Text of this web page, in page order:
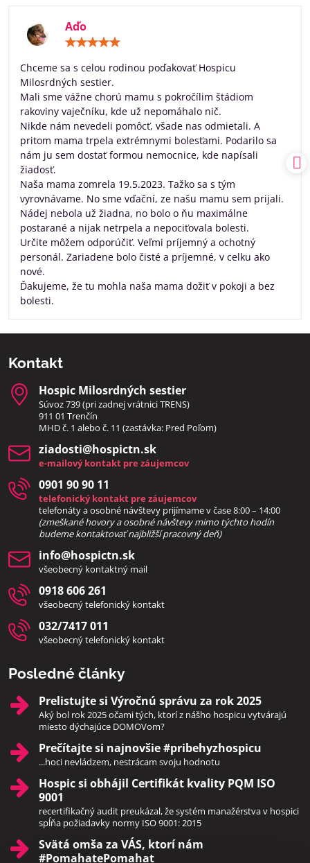
Aďo
5
Chceme sa s celou rodinou poďakovať Hospicu
Milosrdných sestier.
Mali sme vážne chorú mamu s pokročílim štádiom
rakoviny vaječníku, kde už nepomáhalo nič.
Nikde nám nevedeli pomôcť, všade nas odmietali. A
pritom mama trpela extrémnymi bolesťami. Podarilo sa
nám ju sem dostať formou nemocnice, kde napísali
žiadosť.
Naša mama zomrela 19.5.2023. Tažko sa s tým
vyrovnávame. No sme vďační, ze našu mamu sem prijali.
Nádej nebola už žiadna, no bolo o ňu maximálne
postarané a nijak netrpela a nepociťovala bolesti.
Určite môžem odporúčiť. Veľmi príjemný a ochotný
personál. Zariadene bolo čisté a príjemné, v celku ako
nové.
Ďakujeme, že tu mohla naša mama dožiť v pokoji a bez
bolesti.
Kontakt
Hospic Milosrdných sestier
Súvoz 739 (pri zadnej vrátnici TRENS)
911 01 Trenčín
MHD č. 1 alebo č. 11 (zastávka: Pred Poľom)
ziadosti​@hospictn​.sk
e-mailový kontakt pre záujemcov
0901 90 90 11
telefonický kontakt pre záujemcov
telefonáty a osobné návštevy prijímame v čase 8:00 – 14:00
(zmeškané hovory a osobné návštevy mimo týchto hodín
budeme kontaktovať najbližší pracovný deň)
info​@hospictn​.sk
všeobecný kontaktný mail
0918 606 261
všeobecný telefonický kontakt
032/7417 011
všeobecný telefonický kontakt
Posledné články
Prelistujte si Výročnú správu za rok 2025
Aký bol rok 2025 očami tých, ktorí z nášho hospicu vytvárajú
miesto dýchajúce DOMOVom?
Prečítajte si najnovšie #pribehyzhospicu
...hoci nevládzem, nestrácam svoju hodnotu
Hospic si obhájil Certifikát kvality PQM ISO
9001
recertifikačný audit preukázal, že systém manažérstva v hospici
spĺňa požiadavky normy ISO 9001: 2015
Svätá omša za VÁS, ktorí nám
#PomahatePomahat